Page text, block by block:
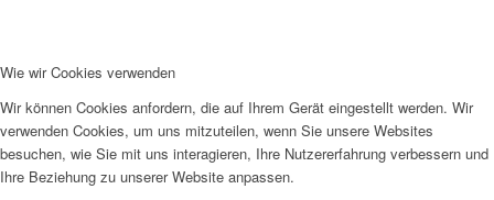
Wie wir Cookies verwenden
Wir können Cookies anfordern, die auf Ihrem Gerät eingestellt werden. Wir
verwenden Cookies, um uns mitzuteilen, wenn Sie unsere Websites
besuchen, wie Sie mit uns interagieren, Ihre Nutzererfahrung verbessern und
Ihre Beziehung zu unserer Website anpassen.